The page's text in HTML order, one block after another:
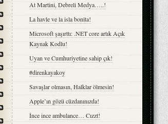
At Martini, Debreli Medya…..!
La havle ve la isla bonita!
Microsoft şaşırttı: .NET core artık Açık
Kaynak Kodlu!
Uyan ve Cumhuriyetine sahip çık!
#direnkayakoy
Savaşlar olmasın, Halklar ölmesin!
Apple’ın gözü cüzdanınızda!
İnce ince ambulance… Cızzt!